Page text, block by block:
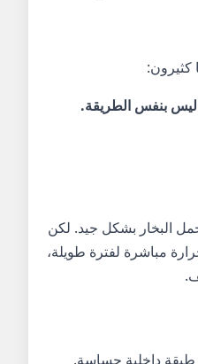
كثيرون:
بنفس الطريقة.
البخار بشكل جيد. لكن
مباشرة لفترة طويلة،
طبقة داخلية حساسة.